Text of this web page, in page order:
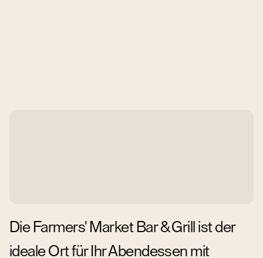
Die Farmers' Market Bar & Grill ist der
ideale Ort für Ihr Abendessen mit